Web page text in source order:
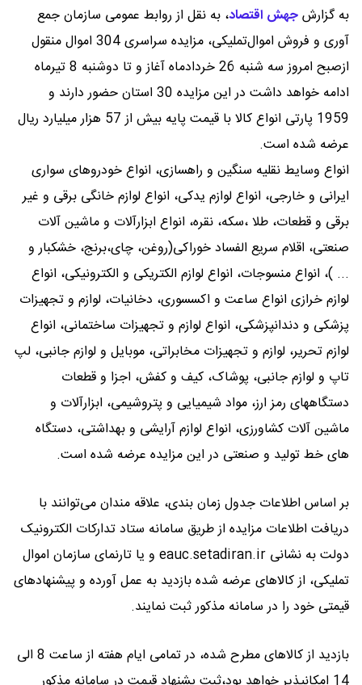
به گزارشجهش اقتصاد، به نقل از روابط عمومی سازمان جمع
آوری و فروش اموال‌تملیکی، مزایده سراسری 304 اموال منقول
ازصبح امروز سه شنبه 26 خردادماه آغاز و تا دوشنبه 8 تیرماه
ادامه خواهد داشت در این مزایده 30 استان حضور دارند و
1959 پارتی انواع کالا با قیمت پایه بیش از 57 هزار میلیارد ریال
عرضه شده است.
انواع وسایط نقلیه سنگین و راهسازی، انواع خودروهای سواری
ایرانی و خارجی، انواع لوازم یدکی، انواع لوازم خانگی برقی و غیر
برقی و قطعات، طلا ،سکه، نقره، انواع ابزارآلات و ماشین آلات
صنعتی، اقلام سریع الفساد خوراکی(روغن، چای،برنج، خشکبار و
... )، انواع منسوجات، انواع لوازم الکتریکی و الکترونیکی، انواع
لوازم خرازی انواع ساعت و اکسسوری، دخانیات، لوازم و تجهیزات
پزشکی و دندانپزشکی، انواع لوازم و تجهیزات ساختمانی، انواع
لوازم تحریر، لوازم و تجهیزات مخابراتی، موبایل و لوازم جانبی، لپ
تاپ و لوازم جانبی، پوشاک، کیف و کفش، اجزا و قطعات
دستگاههای رمز ارز، مواد شیمیایی و پتروشیمی، ابزارآلات و
ماشین آلات کشاورزی، انواع لوازم آرایشی و بهداشتی، دستگاه
های خط تولید و صنعتی در این مزایده عرضه شده است.
بر اساس اطلاعات جدول زمان بندی، علاقه مندان می‌توانند با
دریافت اطلاعات مزایده از طریق سامانه ستاد تدارکات الکترونیک
دولت به نشانی eauc.setadiran.ir و یا تارنمای سازمان اموال
تملیکی، از کالاهای عرضه شده بازدید به عمل آورده و پیشنهادهای
قیمتی خود را در سامانه مذکور ثبت نمایند.
بازدید از کالاهای مطرح شده، در تمامی ایام هفته از ساعت 8 الی